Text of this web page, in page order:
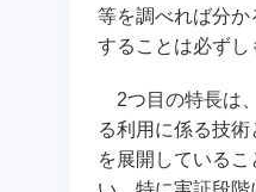
等を調べれば分
することは必ずし
2つ目の特長は
る利用に係る技
を展開している